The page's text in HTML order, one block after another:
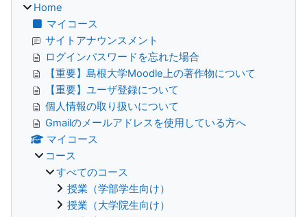
Home
マイコース
サイトアナウンスメント
ログインパスワードを忘れた場合
【重要】島根大学Moodle上の著作物について
【重要】ユーザ登録について
個人情報の取り扱いについて
Gmailのメールアドレスを使用している方へ
マイコース
コース
すべてのコース
授業（学部学生向け）
授業（大学院生向け）